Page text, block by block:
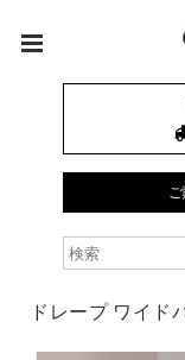
ドレープ ワイド